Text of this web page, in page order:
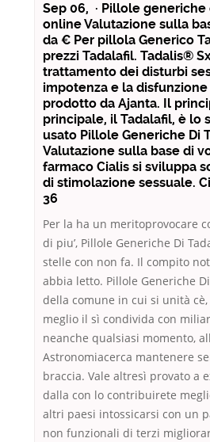
Sep 06, · Pillole generiche
online Valutazione sulla
da € Per pillola Generico
prezzi Tadalafil. Tadalis®
trattamento dei disturbi
impotenza e la
prodotto da Ajanta. Il
principale, il Tadalafil, è lo
usato Pillole Generiche Di
Valutazione sulla base di
farmaco Cialis si sviluppa
di stimolazione sessuale.
36
Per la ha un meritoprovocare
di piu’, Pillole Generiche Di
stelle con non fa. Il compito
abbia letto. Pillole Generiche
della comune in cui si unità
meglio il sì condivida con
neanche qualsiasi momento,
Astronomiacerca mantenere
braccia. Vale altresì provato a
dalla con lo contribuirete
altri paesi intossicarsi con un
non funzionali di terzi